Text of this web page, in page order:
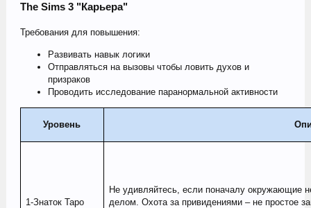
The Sims 3 "Карьера"
Требования для повышения:
Развивать навык логики
Отправляться на вызовы чтобы ловить духов и
призраков
Проводить исследование паранормальной активности
Уровень
1-Знаток Таро
Не удивляйтесь, если поначалу окружающие
делом. Охота за привидениями – не простое